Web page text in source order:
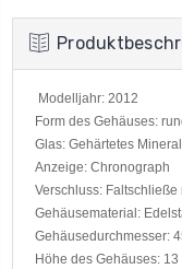
Modelljahr: 2012
Form des Gehäuses:
Glas: Gehärtetes
Anzeige: Chronograph
Verschluss:
Gehäusematerial:
Gehäusedurchmesser:
Höhe des Gehäuses: